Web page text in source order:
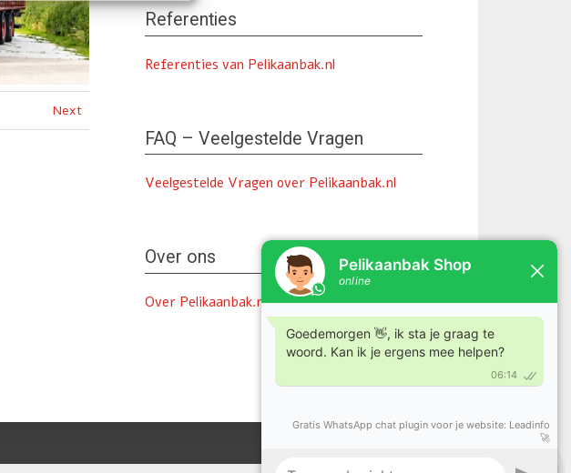
Next
Referenties
Referenties van Pelikaanbak.nl
FAQ – Veelgestelde Vragen
Veelgestelde Vragen over Pelikaanbak.nl
Over ons
Over Pelikaanbak.nl